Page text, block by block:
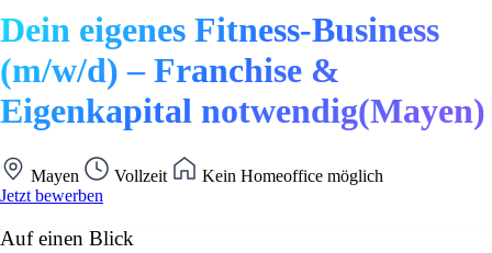
Dein eigenes Fitness-Business
(m/w/d) – Franchise &
Eigenkapital notwendig(Mayen)
Mayen Vollzeit
Kein Homeoffice möglich
Jetzt bewerben
Auf einen Blick